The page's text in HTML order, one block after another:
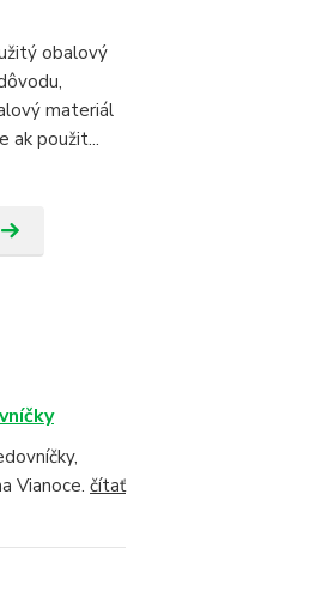
obalový
materiál
ak použit...
Vianoce. čítať